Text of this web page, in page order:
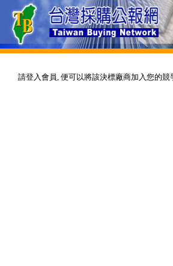
請登入會員, 便可以將該決標廠商加入您的競